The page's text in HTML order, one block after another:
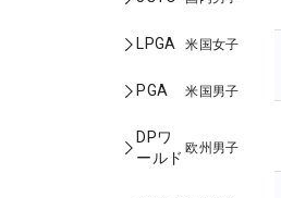
LPGA 米国女子
PGA 米国男子
DPワ
ールド
欧州男子